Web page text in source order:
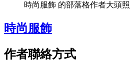
時尚服飾 的部落格作者大頭照
時尚服飾
作者聯絡方式